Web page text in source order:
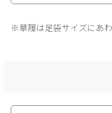
※草履は足袋サイズにあわ